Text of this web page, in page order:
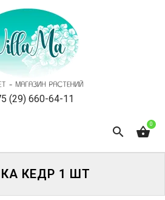
(29) 660-64-11
0
КЕДР 1 ШТ